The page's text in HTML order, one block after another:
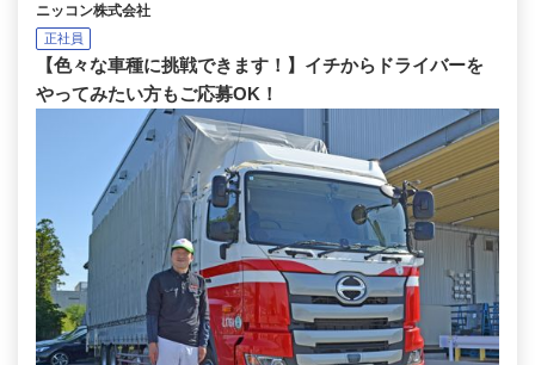
ニッコン株式会社
正社員
【色々な車種に挑戦できます！】イチからドライバーを
やってみたい方もご応募OK！